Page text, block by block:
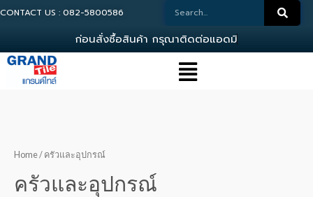
CONTACT US : 082-5800586
อนสงซอสนคา ก รณาตดตอแอดมน
Home/ ครัวและอุปกรณ์
ครัวและอุปกรณ์